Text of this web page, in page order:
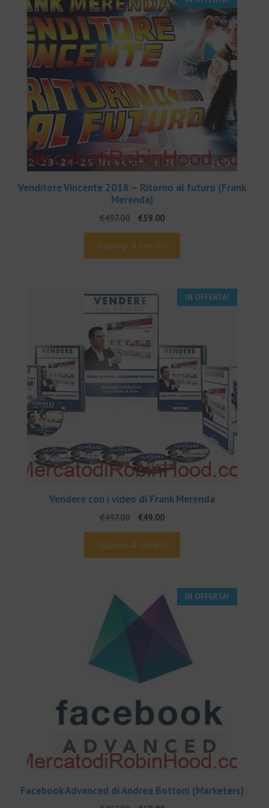
Venditore Vincente 2018 – Ritorno al futuro (Frank
Merenda)
€497.00
Il
originale
€59.00Il
attuale
Aggiungi al carrello
IN OFFERTA!
Vendere con i video di Frank Merenda
€497.00
Il
originale
€49.00Il
attuale
Aggiungi al carrello
IN OFFERTA!
Facebook Advanced di Andrea Bottoni (Marketers)